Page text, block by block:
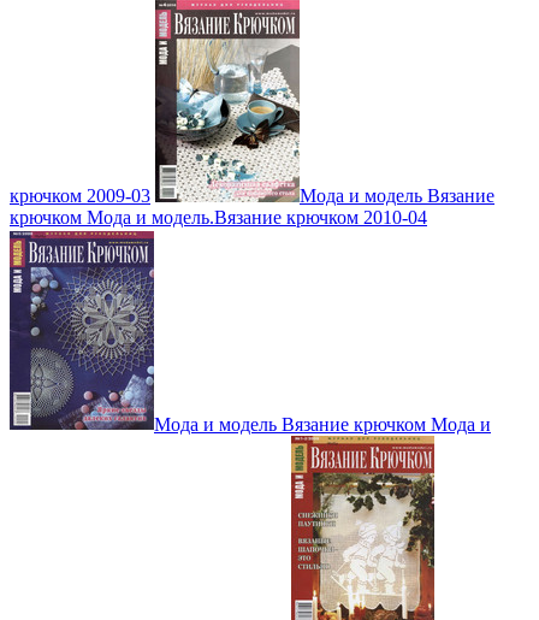
крючком 2009-03
Мода и модель Вязание
крючком Мода и модель.Вязание крючком 2010-04
Мода и модель Вязание крючком Мода и